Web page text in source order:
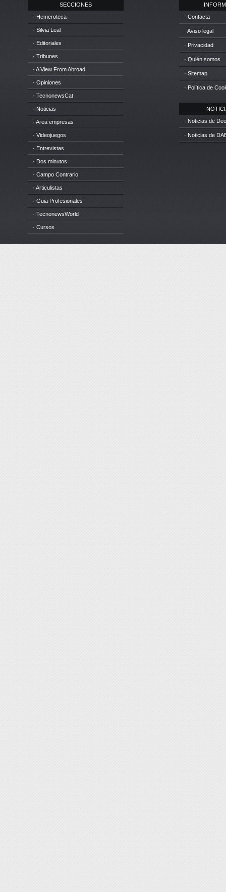
SECCIONES
· Hemeroteca
· Silvia Leal
· Editoriales
· Tribunes
· A View From Abroad
· Opiniones
· TecnonewsCat
· Noticias
· Area empresas
· Videojuegos
· Entrevistas
· Dos minutos
· Campo Contrario
· Articulistas
· Guia Profesionales
· TecnonewsWorld
· Cursos
· Contacta
· Aviso legal
· Privacidad
· Quién somos
· Sitemap
· Política de
· Noticias de
· Noticias de